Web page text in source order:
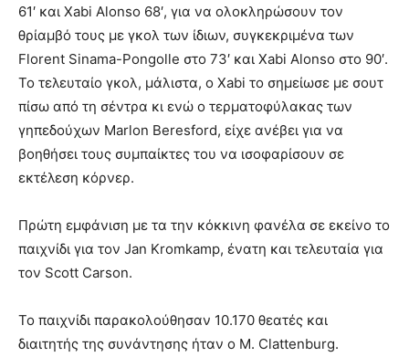
61′ και Xabi Alonso 68′, για να ολοκληρώσουν τον
θρίαμβό τους με γκολ των ίδιων, συγκεκριμένα των
Florent Sinama-Pongolle στο 73′ και Xabi Alonso στο 90′.
Το τελευταίο γκολ, μάλιστα, ο Xabi το σημείωσε με σουτ
πίσω από τη σέντρα κι ενώ ο τερματοφύλακας των
γηπεδούχων Marlon Beresford, είχε ανέβει για να
βοηθήσει τους συμπαίκτες του να ισοφαρίσουν σε
εκτέλεση κόρνερ.
Πρώτη εμφάνιση με τα την κόκκινη φανέλα σε εκείνο το
παιχνίδι για τον Jan Kromkamp, ένατη και τελευταία για
τον Scott Carson.
Το παιχνίδι παρακολούθησαν 10.170 θεατές και
διαιτητής της συνάντησης ήταν ο M. Clattenburg.